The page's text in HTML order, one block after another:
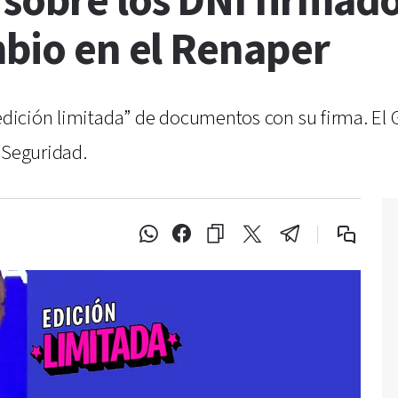
en el Renaper
limitada” de documentos con su firma.